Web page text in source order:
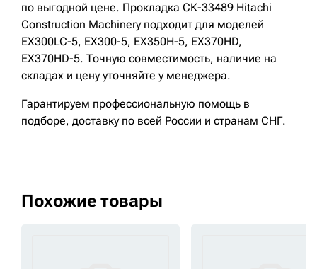
по выгодной цене. Прокладка СК-33489 Hitachi
Construction Machinery подходит для моделей
EX300LC-5, EX300-5, EX350H-5, EX370HD,
EX370HD-5. Точную совместимость, наличие на
складах и цену уточняйте у менеджера.
Гарантируем профессиональную помощь в
подборе, доставку по всей России и странам СНГ.
Похожие товары